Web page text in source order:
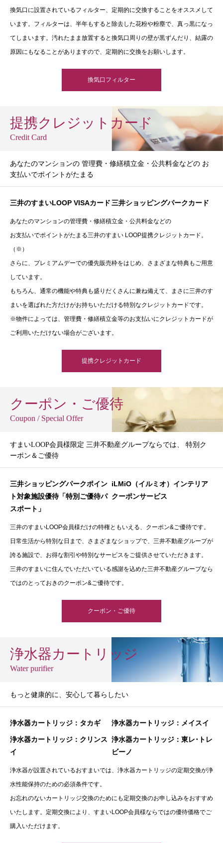
換気口に設置されているフィルター、定期的に交換することをオススメして
います。フィルターは、半年もすると除去した花粉や粉塵で、真っ黒になっ
てしまいます。汚れたまま放置すると換気口周りの壁が黒ずんだり、結露の
原因にもなることがありますので、定期的に交換をお願いします。
換気口フィルター
提携クレジットカード
Credit Card
あなたのマンションの 管理費・修繕積立金・公共料金などの お
支払いでポイントがたまる
三井のすまいLOOP VISAカード 三井ショッピングパークカード
あなたのマンションの管理費・修繕積立金・公共料金などの
お支払いでポイントがたまる三井のすまい LOOP提携クレジットカード。
（※）
さらに、プレミアムデーでの優先販売枠をはじめ、さまざまな特典もご用意
しています。
もちろん、通常の機能や特典も盛りだくさんに兼ね備えて、まさに三井のす
まいを選ばれた方だけがお持ちいただける特別なクレジットカードです。
※物件によっては、管理費・修繕積立金等のお支払いにクレジットカードが
ご利用いただけない場合がございます。
提携クレジットカード
クーポン・ご優待
Coupon / Special Offer
すまいLOOP会員様限定 三井不動産グループならでは、 特別ク
ーポン＆ご優待
三井ショッピングパークポイン
ト対象施設優待「特別ご優待パ
スポート」
iLMiO（イルミオ）インテリア
クーポンサービス
三井のすまいLOOP会員様だけの特権ともいえる、クーポン&ご優待です。
日常生活から特別な日まで、さまざまなショップで、三井不動産グループが
誇る施設で、お得な割引や特別なサービスをご提供させていただきます。
三井のすまいに住んでいただいている感謝を込めた三井不動産グループなら
ではのとっておきのクーポン&ご優待です。
クーポン・ご優待
浄水器カートリッジ
Water purifier
もっと健康的に、安心して暮らしたい
浄水器カートリッジ：タカギ 浄水器カートリッジ：メイスイ
浄水器カートリッジ：クリンス
イ
浄水器カートリッジ：東レ･トレ
ビーノ
浄水器が設置されているおすまいでは、浄水器カートリッジの定期交換が浄
水性能保持のための必須条件です。
お忘れのないカートリッジ交換のためにも定期交換のお申し込みをおすすめ
いたします。定期交換により、すまいLOOP会員様ならではの優待価格でご
購入いただけます。